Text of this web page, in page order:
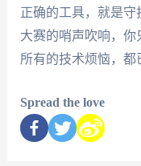
正确的工具，就是守
大赛的哨声吹响，
所有的技术烦恼，都
Spread the love